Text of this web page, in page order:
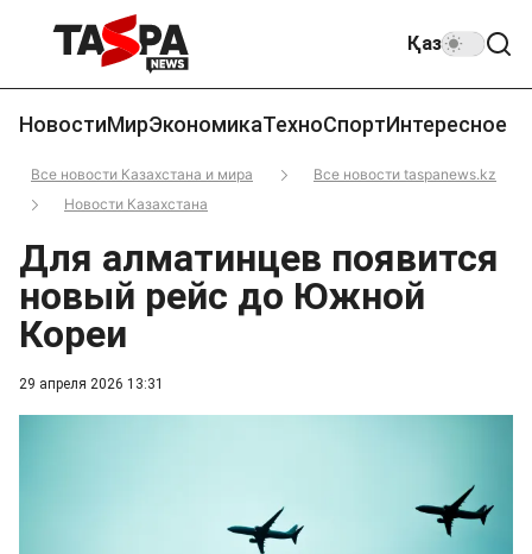
Қаз
НовостиМирЭкономикаТехноСпортИнтересное
Все новости Казахстана и мира
Все новости taspanews.kz
Новости Казахстана
29 апреля 2026 13:31
Для алматинцев появится
новый рейс до Южной
Кореи